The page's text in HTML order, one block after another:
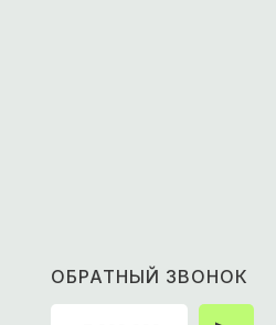
ОБРАТНЫЙ ЗВОНОК